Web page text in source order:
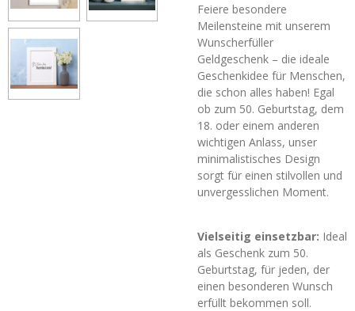
Feiere besondere
Meilensteine mit unserem
Wunscherfüller
Geldgeschenk – die ideale
Geschenkidee für Menschen,
die schon alles haben! Egal
ob zum 50. Geburtstag, dem
18. oder einem anderen
wichtigen Anlass, unser
minimalistisches Design
sorgt für einen stilvollen und
unvergesslichen Moment.
Vielseitig einsetzbar: Ideal
als Geschenk zum 50.
Geburtstag, für jeden, der
einen besonderen Wunsch
erfüllt bekommen soll.